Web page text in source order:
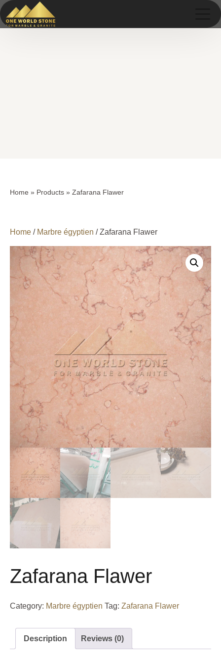
Home » Products » Zafarana Flawer
Home / Marbre égyptien / Zafarana Flawer
Zafarana Flawer
Category: Marbre égyptien Tag: Zafarana Flawer
Description Reviews (0)